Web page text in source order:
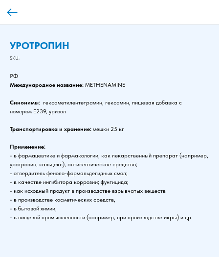
УРОТРОПИН
SKU:
РФ
Международное название: METHENAMINE
Синонимы: гексаметилентетрамин, гексамин, пищевая добавка с
номером Е239, уризол
Транспортировка и хранение: мешки 25 кг
Применение:
- в фармацевтике и фармакологии, как лекарственный препарат (например,
уротропин, кальцекс), антисептическое средство;
- отвердитель феноло-формальдегидных смол;
- в качестве ингибитора коррозии; фунгицида;
- как исходный продукт в производстве взрывчатых веществ
- в производстве косметических средств,
- в бытовой химии,
- в пищевой промышленности (например, при производстве икры) и др.